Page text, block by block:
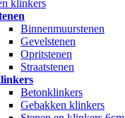
klinkers
Binnenmuurstenen
Gevelstenen
Opritstenen
Straatstenen
Betonklinkers
Gebakken klinkers